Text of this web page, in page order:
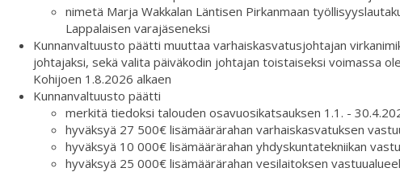
nimetä Marja Wakkalan Läntisen Pirkanmaan
Lappalaisen varajäseneksi
Kunnanvaltuusto päätti muuttaa varhaiskasvatusjohtajan
johtajaksi, sekä valita päiväkodin johtajan toistaiseksi voimassa
Kohijoen 1.8.2026 alkaen
Kunnanvaltuusto päätti
merkitä tiedoksi talouden osavuosikatsauksen 1.1. -
hyväksyä 27 500€ lisämäärärahan varhaiskasvatuksen
hyväksyä 10 000€ lisämäärärahan yhdyskuntatekniikan
hyväksyä 25 000€ lisämäärärahan vesilaitoksen